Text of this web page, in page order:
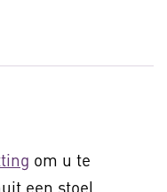
om u te
een stoel